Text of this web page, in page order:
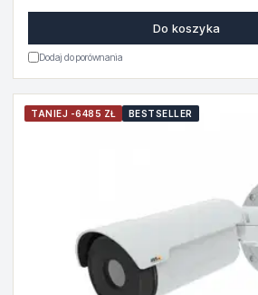
Do koszyka
Dodaj do porównania
TANIEJ -6485 ZŁ BESTSELLER